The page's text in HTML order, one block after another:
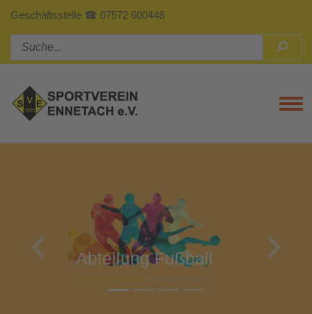
Geschäftsstelle ☎ 07572 600448
Abteilung Turnen
Previous